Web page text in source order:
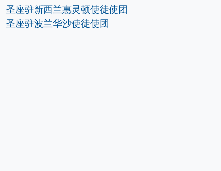
圣座驻新西兰惠灵顿使徒使团
圣座驻波兰华沙使徒使团